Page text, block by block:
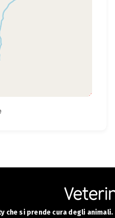
che si prende cura degli animali.